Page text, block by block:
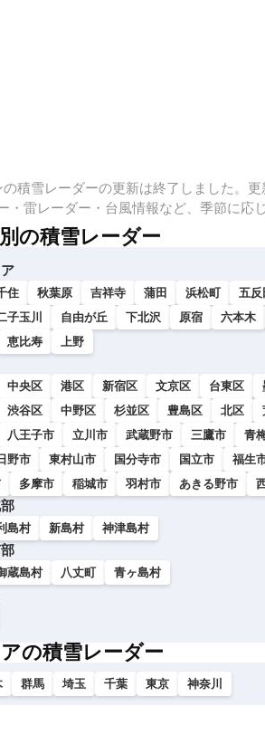
積雪レーダーの更新は終了しました。更
・雷レーダー・台風情報など、季節に応
の積雪レーダー
住 秋葉原 吉祥寺 蒲田 浜松町 五反
子玉川 自由が丘 下北沢 原宿 六本木
恵比寿 上野
中央区 港区 新宿区 文京区 台東区
渋谷区 中野区 杉並区 豊島区 北区
八王子市 立川市 武蔵野市 三鷹市 青
野市 東村山市 国分寺市 国立市 福生
多摩市 稲城市 羽村市 あきる野市
島村 新島村 神津島村
蔵島村 八丈町 青ヶ島村
の積雪レーダー
群馬 埼玉 千葉 東京 神奈川